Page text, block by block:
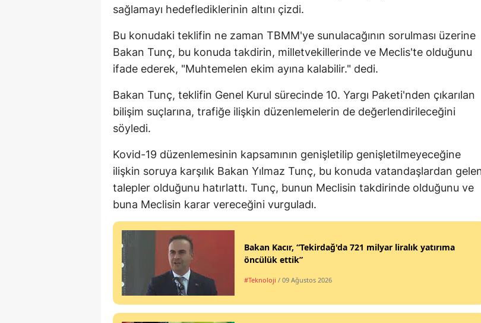
Samsun
Siirt
Sivas
Tokat
Trabzon
Uşak
Yozgat
sağlamayı hedeflediklerinin altını çizdi.
Bu konudaki teklifin ne zaman TBMM'ye sunulacağının sorulması üzerine
Bakan Tunç, bu konuda takdirin, milletvekillerinde ve Meclis'te olduğunu
ifade ederek, "Muhtemelen ekim ayına kalabilir." dedi.
Bakan Tunç, teklifin Genel Kurul sürecinde 10. Yargı Paketi'nden çıkarılan
bilişim suçlarına, trafiğe ilişkin düzenlemelerin de değerlendirileceğini
söyledi.
Kovid-19 düzenlemesinin kapsamının genişletilip genişletilmeyeceğine
ilişkin soruya karşılık Bakan Yılmaz Tunç, bu konuda vatandaşlardan
talepler olduğunu hatırlattı. Tunç, bunun Meclisin takdirinde olduğunu ve
buna Meclisin karar vereceğini vurguladı.
Bakan Kacır, “Tekirdağ'da 721 milyar liralık yatırıma
öncülük ettik”
#Teknoloji / 09 Ağustos 2026